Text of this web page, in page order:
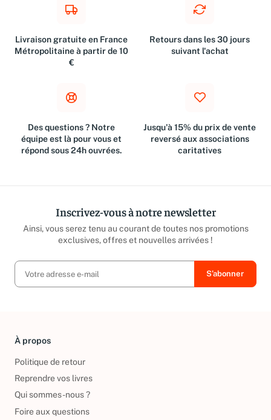
Livraison gratuite en France
Métropolitaine à partir de 10
€
Retours dans les 30 jours
suivant l'achat
Des questions ? Notre
équipe est là pour vous et
répond sous 24h ouvrées.
Jusqu'à 15% du prix de vente
reversé aux associations
caritatives
Inscrivez-vous à notre newsletter
Ainsi, vous serez tenu au courant de toutes nos promotions
exclusives, offres et nouvelles arrivées !
À propos
Politique de retour
Reprendre vos livres
Qui sommes-nous ?
Foire aux questions